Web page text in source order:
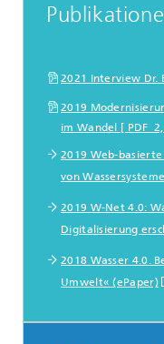
2021 Interview Dr.
2019
im Wandel [ PDF
2019 Web-
von
2019 W-Net 4.0:
Digitalisierung
2018 Wasser 4.0.
Umwelt« (ePaper)